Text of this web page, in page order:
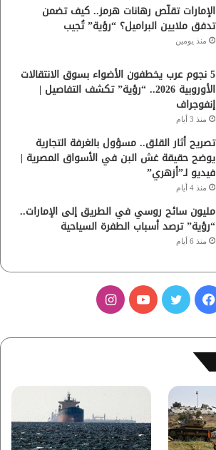
الإمارات تقلّص رهانات هرمز.. كيف تضمن
تدفق ملايين البراميل؟ “رؤية” تُجيب
منذ يومين
5 نجوم عرب يخطفون الأضواء بسوق الانتقالات
الأوروبية 2026.. “رؤية” تكشف التفاصيل |
إنفوجراف
منذ 3 أيام
تصريح أثار القلق.. مسؤول بالغرفة التجارية
يوضح حقيقة غش البن في الأسواق المصرية |
فيديو لـ”أزهري”
منذ 4 أيام
مليون سائح روسي في الطريق إلى الإمارات..
“رؤية” ترصد أسباب الطفرة السياحية
منذ 6 أيام
س
ب
و
ك
ر
ي
و
ب
ت
ق
ر